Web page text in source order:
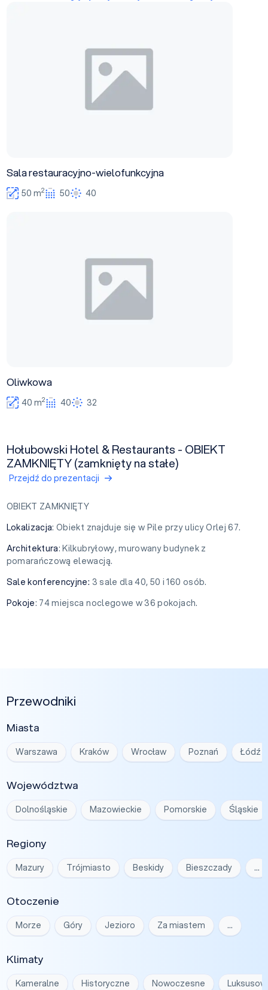
Sala restauracyjno-wielofunkcyjna
50 m2 50 40
Oliwkowa
40 m2 40 32
Hołubowski Hotel & Restaurants - OBIEKT
ZAMKNIĘTY (zamknięty na stałe)
Przejdź do prezentacji
OBIEKT ZAMKNIĘTY
Lokalizacja: Obiekt znajduje się w Pile przy ulicy Orlej 67.
Architektura: Kilkubryłowy, murowany budynek z
pomarańczową elewacją.
Sale konferencyjne: 3 sale dla 40, 50 i 160 osób.
Pokoje: 74 miejsca noclegowe w 36 pokojach.
Przewodniki
Miasta
Warszawa Kraków Wrocław Poznań Łódź
Województwa
Dolnośląskie Mazowieckie Pomorskie Śląskie
Regiony
Mazury Trójmiasto Beskidy Bieszczady …
Otoczenie
Morze Góry Jezioro Za miastem …
Klimaty
Kameralne Historyczne Nowoczesne